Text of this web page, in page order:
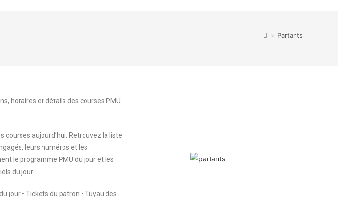
> Partants
horaires et détails des courses PMU
courses aujourd’hui. Retrouvez la liste
leurs numéros et les
le programme PMU du jour et les
du jour.
jour • Tickets du patron • Tuyau des